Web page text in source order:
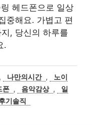
헤드폰으로 일상
중해요. 가볍고 편
, 당신의 하루를
.
, 나만의시간 ,
노이
폰 , 음악감상 ,
일
기솔직